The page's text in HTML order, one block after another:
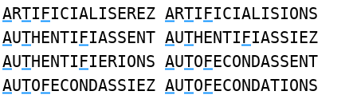
ARTIFICIALISEREZ ARTIFICIALISIONS
AUTHENTIFIASSENT AUTHENTIFIASSIEZ
AUTHENTIFIERIONS AUTOFECONDASSENT
AUTOFECONDASSIEZ AUTOFECONDATIONS